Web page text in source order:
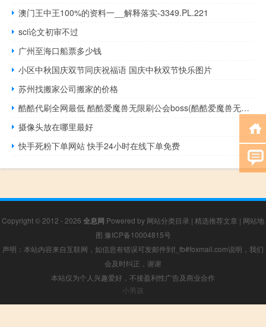
澳门王中王100%的资料一__解释落实-3349.PL.221
sci论文初审不过
广州至海口船票多少钱
小区中秋国庆双节同庆祝福语 国庆中秋双节快乐图片
苏州找搬家公司搬家的价格
酷酷代刷全网最低 酷酷爱魔兽无限刷公会boss(酷酷爱魔兽无限钻石)
摄像头放在哪里最好
快手死粉下单网站 快手24小时在线下单免费
Copyright © 2012 - 2026 全息网 Powered by 网站分类目录 | 精选推荐文章 | 网站地
图 豫ICP备10004815号
声明：本站内容来自互联网，如信息有错误可发邮件到f_fb#foxmail.com说明，我们
会及时纠正，谢谢
本站仅为个人兴趣爱好，不接盈利性广告及商业合作
小男孩